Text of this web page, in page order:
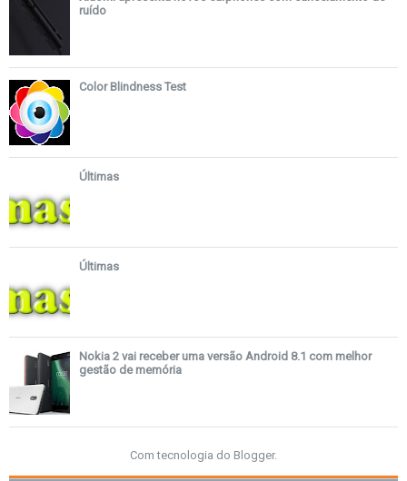
ruído
Color Blindness Test
Últimas
Últimas
Nokia 2 vai receber uma versão Android 8.1 com melhor
gestão de memória
Com tecnologia do Blogger.